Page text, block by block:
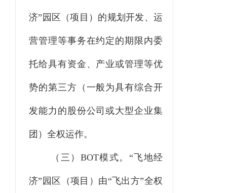
济” 园区（项目）的规划开发、运
营管理等事务在约定的期限内委
托给具有资金、产业或管理等优
势的第三方（一般为具有综合开
发能力的股份公司或大型企业集
团）全权运作。
（三）BOT模式。 “飞地经
济” 园区（项目）由“飞出方”全权